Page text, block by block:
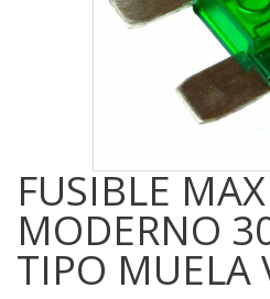
FUSIBLE
MODERNO
TIPO MUELA